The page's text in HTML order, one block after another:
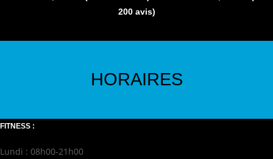
200 avis)
HORAIRES
FITNESS :
Lundi : 08h00-21h00